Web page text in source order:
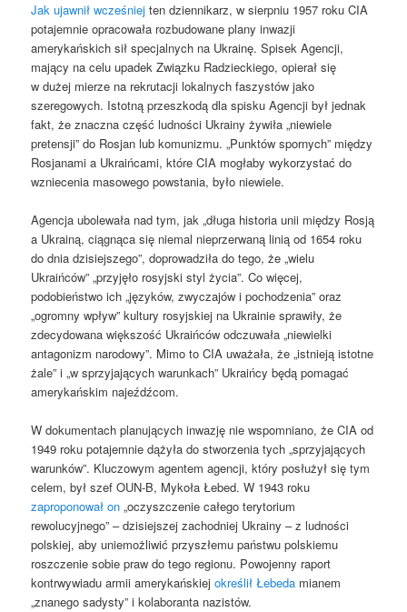
Jak ujawnił wcześniej ten dziennikarz, w sierpniu 1957 roku CIA
potajemnie opracowała rozbudowane plany inwazji
amerykańskich sił specjalnych na Ukrainę. Spisek Agencji,
mający na celu upadek Związku Radzieckiego, opierał się
w dużej mierze na rekrutacji lokalnych faszystów jako
szeregowych. Istotną przeszkodą dla spisku Agencji był jednak
fakt, że znaczna część ludności Ukrainy żywiła „niewiele
pretensji” do Rosjan lub komunizmu. „Punktów spornych” między
Rosjanami a Ukraińcami, które CIA mogłaby wykorzystać do
wzniecenia masowego powstania, było niewiele.
Agencja ubolewała nad tym, jak „długa historia unii między Rosją
a Ukrainą, ciągnąca się niemal nieprzerwaną linią od 1654 roku
do dnia dzisiejszego”, doprowadziła do tego, że „wielu
Ukraińców” „przyjęło rosyjski styl życia”. Co więcej,
podobieństwo ich „języków, zwyczajów i pochodzenia” oraz
„ogromny wpływ” kultury rosyjskiej na Ukrainie sprawiły, że
zdecydowana większość Ukraińców odczuwała „niewielki
antagonizm narodowy”. Mimo to CIA uważała, że ​​„istnieją istotne
żale” i „w sprzyjających warunkach” Ukraińcy będą pomagać
amerykańskim najeźdźcom.
W dokumentach planujących inwazję nie wspomniano, że CIA od
1949 roku potajemnie dążyła do stworzenia tych „sprzyjających
warunków”. Kluczowym agentem agencji, który posłużył się tym
celem, był szef OUN-B, Mykoła Łebed. W 1943 roku
zaproponował on „oczyszczenie całego terytorium
rewolucyjnego” – dzisiejszej zachodniej Ukrainy – z ludności
polskiej, aby uniemożliwić przyszłemu państwu polskiemu
roszczenie sobie praw do tego regionu. Powojenny raport
kontrwywiadu armii amerykańskiejokreślił Łebeda mianem
„znanego sadysty” i kolaboranta nazistów.